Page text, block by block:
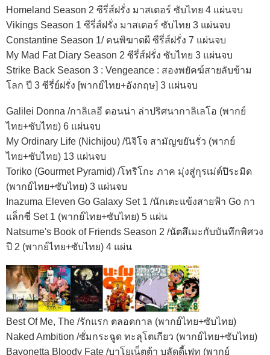
Homeland Season 2 ซีรี่ส์ฝรั่ง มาสเตอร์ ซับไทย 4 แผ่นจบ
Vikings Season 1 ซีรี่ส์ฝรั่ง มาสเตอร์ ซับไทย 3 แผ่นจบ
Constantine Season 1/ คนพิฆาตผี ซีรี่ส์ฝรั่ง 7 แผ่นจบ
My Mad Fat Diary Season 2 ซีรี่ส์ฝรั่ง ซับไทย 3 แผ่นจบ
Strike Back Season 3 : Vengeance : สองพยัคฆ์สายลับข้าม
โลก ปี 3 ซีรี่ย์ฝรั่ง [พากย์ไทย+อังกฤษ] 3 แผ่นจบ
Galilei Donna /กาลิเลอี ดอนน่า ล่าปริศนากาลิเลโอ (พากย์
ไทย+ซับไทย) 6 แผ่นจบ
My Ordinary Life (Nichijou) /นิจิโจ สามัญขยันรั่ว (พากย์
ไทย+ซับไทย) 13 แผ่นจบ
Toriko (Gourmet Pyramid) /โทริโกะ ภาค มุ่งสู่กุรเม่ต์ปิระมิด
(พากย์ไทย+ซับไทย) 3 แผ่นจบ
Inazuma Eleven Go Galaxy Set 1 /นักเตะแข้งสายฟ้า Go กา
แล็กซี่ Set 1 (พากย์ไทย+ซับไทย) 5 แผ่น
Natsume's Book of Friends Season 2 /นัตสึเมะกับบันทึกพิศวง
ปี 2 (พากย์ไทย+ซับไทย) 4 แผ่น
Best Of Me, The /รักแรก ตลอดกาล (พากย์ไทย+ซับไทย)
Naked Ambition /ซั่มกระฉูด ทะลุโตเกียว (พากย์ไทย+ซับไทย)
Bayonetta Bloody Fate /บาโยเน็ตต้า บลัดดี้เฟท (พากย์